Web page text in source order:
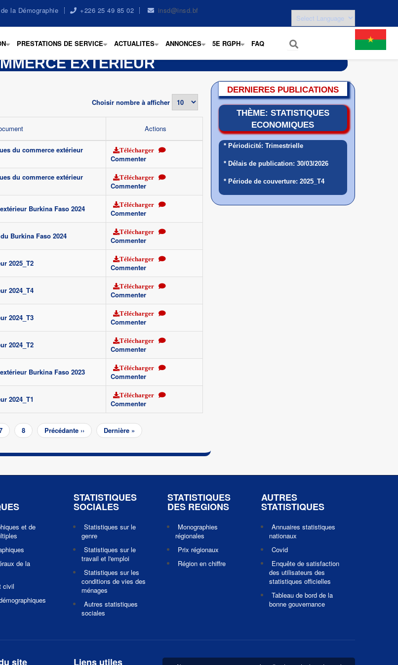
la Démographie +226 25 49 85 02 insd@insd.bf
+ +
PRESTATIONS DE SERVICE
+
ACTUALITES
+
ANNONCES
+
5E RGPH FAQ
EXTÉRIEUR
Choisir nombre à afficher
Actions
du commerce extérieur
Télécharger
Commenter
du commerce extérieur
Télécharger
Commenter
Burkina Faso 2024 Télécharger
Commenter
Burkina Faso 2024 Télécharger
Commenter
2025_T2 Télécharger
Commenter
2024_T4 Télécharger
Commenter
2024_T3 Télécharger
Commenter
2024_T2 Télécharger
Commenter
Burkina Faso 2023 Télécharger
Commenter
2024_T1 Télécharger
Commenter
Page
8
Page
suivante
Précédante ››
Dernière
page
Dernière »
DERNIERES PUBLICATIONS
THÈME: STATISTIQUES
ECONOMIQUES
* Périodicité: Trimestrielle
* Délais de publication: 30/03/2026
* Période de couverture: 2025_T4
et de
de la
civil
STATISTIQUES
SOCIALES
Statistiques sur le
genre
Statistiques sur le
travail et l'emploi
Statistiques sur les
conditions de vies des
ménages
Autres statistiques
sociales
STATISTIQUES
DES REGIONS
Monographies
régionales
Prix régionaux
Région en chiffre
AUTRES
STATISTIQUES
Annuaires statistiques
nationaux
Covid
Enquête de satisfaction
des utilisateurs des
statistiques officielles
Tableau de bord de la
bonne gouvernance
site Liens utiles